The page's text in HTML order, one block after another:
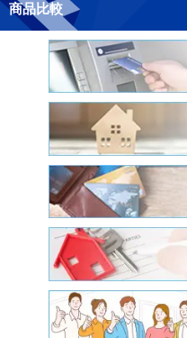
商品比較